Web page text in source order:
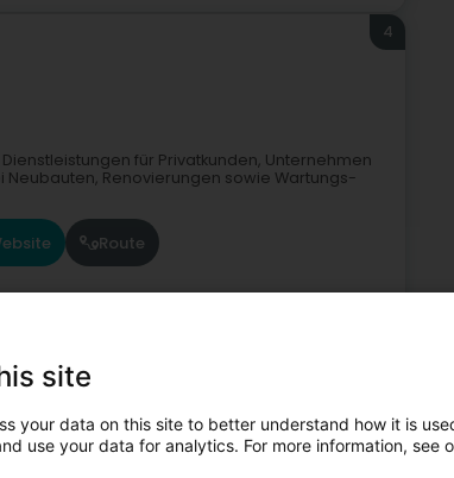
4
für Privatkunden, Unternehmen
Renovierungen sowie Wartungs-
Route
Installation Beleuchtung Elektriker Tor
site
your data on this site to better understand how it is
use your data for analytics. For more information, see